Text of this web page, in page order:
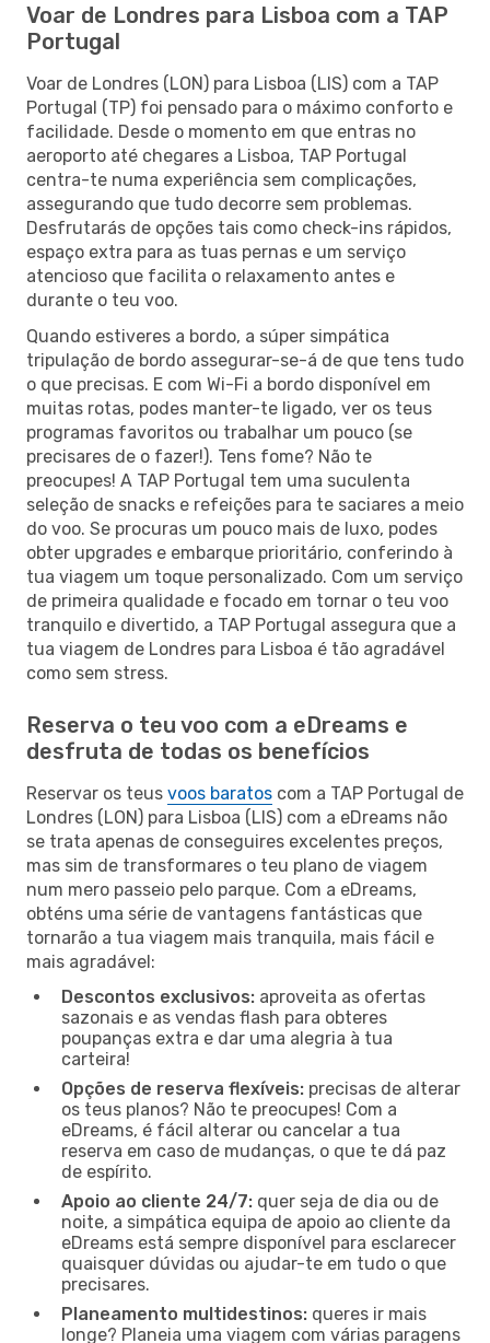
Voar de Londres para Lisboa com a TAP
Portugal
Voar de Londres (LON) para Lisboa (LIS) com a TAP
Portugal (TP) foi pensado para o máximo conforto e
facilidade. Desde o momento em que entras no
aeroporto até chegares a Lisboa, TAP Portugal
centra-te numa experiência sem complicações,
assegurando que tudo decorre sem problemas.
Desfrutarás de opções tais como check-ins rápidos,
espaço extra para as tuas pernas e um serviço
atencioso que facilita o relaxamento antes e
durante o teu voo.
Quando estiveres a bordo, a súper simpática
tripulação de bordo assegurar-se-á de que tens tudo
o que precisas. E com Wi-Fi a bordo disponível em
muitas rotas, podes manter-te ligado, ver os teus
programas favoritos ou trabalhar um pouco (se
precisares de o fazer!). Tens fome? Não te
preocupes! A TAP Portugal tem uma suculenta
seleção de snacks e refeições para te saciares a meio
do voo. Se procuras um pouco mais de luxo, podes
obter upgrades e embarque prioritário, conferindo à
tua viagem um toque personalizado. Com um serviço
de primeira qualidade e focado em tornar o teu voo
tranquilo e divertido, a TAP Portugal assegura que a
tua viagem de Londres para Lisboa é tão agradável
como sem stress.
Reserva o teu voo com a eDreams e
desfruta de todas os benefícios
Reservar os teus voos baratos com a TAP Portugal de
Londres (LON) para Lisboa (LIS) com a eDreams não
se trata apenas de conseguires excelentes preços,
mas sim de transformares o teu plano de viagem
num mero passeio pelo parque. Com a eDreams,
obténs uma série de vantagens fantásticas que
tornarão a tua viagem mais tranquila, mais fácil e
mais agradável:
Descontos exclusivos: aproveita as ofertas
sazonais e as vendas flash para obteres
poupanças extra e dar uma alegria à tua
carteira!
Opções de reserva flexíveis: precisas de alterar
os teus planos? Não te preocupes! Com a
eDreams, é fácil alterar ou cancelar a tua
reserva em caso de mudanças, o que te dá paz
de espírito.
Apoio ao cliente 24/7: quer seja de dia ou de
noite, a simpática equipa de apoio ao cliente da
eDreams está sempre disponível para esclarecer
quaisquer dúvidas ou ajudar-te em tudo o que
precisares.
Planeamento multidestinos: queres ir mais
longe? Planeia uma viagem com várias paragens